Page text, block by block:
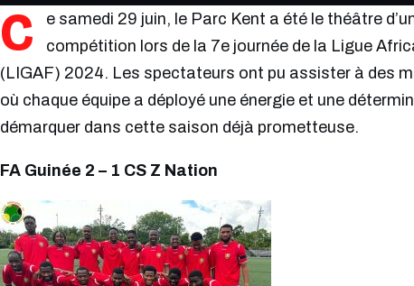
C
e samedi 29 juin, le Parc Kent a été le théâtre
compétition lors de la 7e journée de la Ligue
(LIGAF) 2024. Les spectateurs ont pu assister à des
où chaque équipe a déployé une énergie et une
démarquer dans cette saison déjà prometteuse.
FA Guinée 2 – 1 CS Z Nation